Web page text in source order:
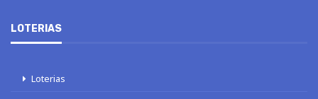
LOTERIAS
Loterias